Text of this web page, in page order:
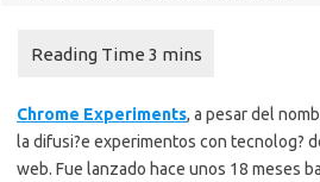
Chrome Experiments, a pesar del
la difusi?e experimentos con tecnolog?
web. Fue lanzado hace unos 18 meses